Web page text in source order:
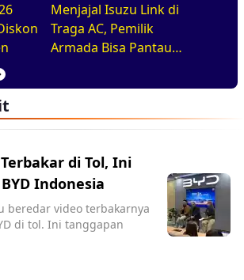
Menjajal Isuzu Link di
Traga AC, Pemilik
Armada Bisa Pantau
Realtime
di Tol, Ini
Indonesia
beredar video terbakarnya
di tol. Ini tanggapan